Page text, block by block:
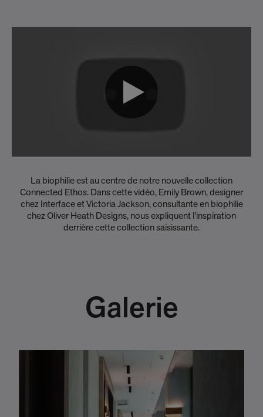
La biophilie est au centre de notre nouvelle collection
Connected Ethos. Dans cette vidéo, Emily Brown, designer
chez Interface et Victoria Jackson, consultante en biophilie
chez Oliver Heath Designs, nous expliquent l'inspiration
derrière cette collection saisissante.
Galerie